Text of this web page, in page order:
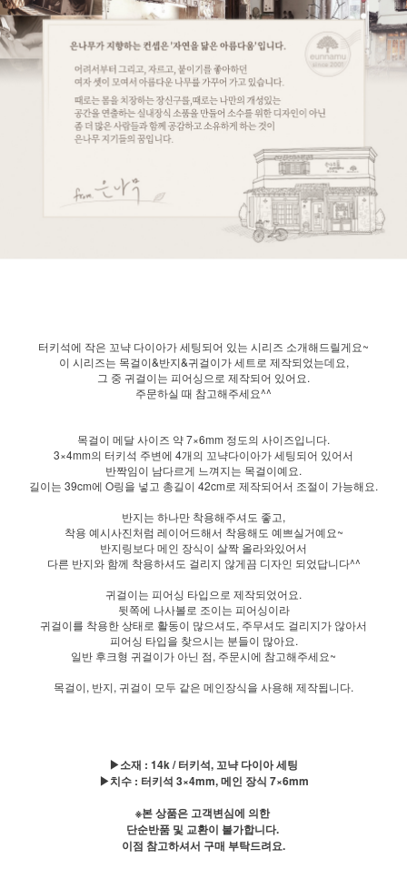
터키석에 작은 꼬냑 다이아가 세팅되어 있는 시리즈 소개해드릴게요~
이 시리즈는 목걸이&반지&귀걸이가 세트로 제작되었는데요,
그 중 귀걸이는 피어싱으로 제작되어 있어요.
주문하실 때 참고해주세요^^
목걸이 메달 사이즈 약 7×6mm 정도의 사이즈입니다.
3×4mm의 터키석 주변에 4개의 꼬냑다이아가 세팅되어 있어서
반짝임이 남다르게 느껴지는 목걸이예요.
길이는 39cm에 O링을 넣고 총길이 42cm로 제작되어서 조절이 가능해요.
반지는 하나만 착용해주셔도 좋고,
착용 예시사진처럼 레이어드해서 착용해도 예쁘실거예요~
반지링보다 메인 장식이 살짝 올라와있어서
다른 반지와 함께 착용하셔도 걸리지 않게끔 디자인 되었답니다^^
귀걸이는 피어싱 타입으로 제작되었어요.
뒷쪽에 나사볼로 조이는 피어싱이라
귀걸이를 착용한 상태로 활동이 많으셔도, 주무셔도 걸리지가 않아서
피어싱 타입을 찾으시는 분들이 많아요.
일반 후크형 귀걸이가 아닌 점, 주문시에 참고해주세요~
목걸이, 반지, 귀걸이 모두 같은 메인장식을 사용해 제작됩니다.
▶소재 : 14k / 터키석, 꼬냑 다이아 세팅
▶치수 : 터키석 3×4mm, 메인 장식 7×6mm
※본 상품은 고객변심에 의한
단순반품 및 교환이 불가합니다.
이점 참고하셔서 구매 부탁드려요.